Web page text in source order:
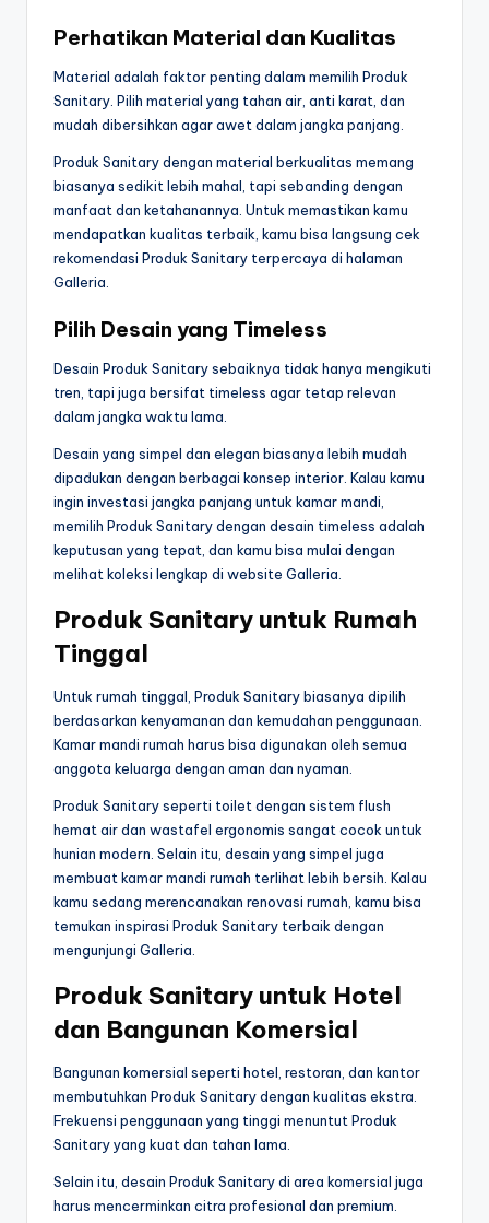
Perhatikan Material dan Kualitas
Material adalah faktor penting dalam memilih Produk
Sanitary. Pilih material yang tahan air, anti karat, dan
mudah dibersihkan agar awet dalam jangka panjang.
Produk Sanitary dengan material berkualitas memang
biasanya sedikit lebih mahal, tapi sebanding dengan
manfaat dan ketahanannya. Untuk memastikan kamu
mendapatkan kualitas terbaik, kamu bisa langsung cek
rekomendasi Produk Sanitary terpercaya di halaman
Galleria.
Pilih Desain yang Timeless
Desain Produk Sanitary sebaiknya tidak hanya mengikuti
tren, tapi juga bersifat timeless agar tetap relevan
dalam jangka waktu lama.
Desain yang simpel dan elegan biasanya lebih mudah
dipadukan dengan berbagai konsep interior. Kalau kamu
ingin investasi jangka panjang untuk kamar mandi,
memilih Produk Sanitary dengan desain timeless adalah
keputusan yang tepat, dan kamu bisa mulai dengan
melihat koleksi lengkap di website Galleria.
Produk Sanitary untuk Rumah
Tinggal
Untuk rumah tinggal, Produk Sanitary biasanya dipilih
berdasarkan kenyamanan dan kemudahan penggunaan.
Kamar mandi rumah harus bisa digunakan oleh semua
anggota keluarga dengan aman dan nyaman.
Produk Sanitary seperti toilet dengan sistem flush
hemat air dan wastafel ergonomis sangat cocok untuk
hunian modern. Selain itu, desain yang simpel juga
membuat kamar mandi rumah terlihat lebih bersih. Kalau
kamu sedang merencanakan renovasi rumah, kamu bisa
temukan inspirasi Produk Sanitary terbaik dengan
mengunjungi Galleria.
Produk Sanitary untuk Hotel
dan Bangunan Komersial
Bangunan komersial seperti hotel, restoran, dan kantor
membutuhkan Produk Sanitary dengan kualitas ekstra.
Frekuensi penggunaan yang tinggi menuntut Produk
Sanitary yang kuat dan tahan lama.
Selain itu, desain Produk Sanitary di area komersial juga
harus mencerminkan citra profesional dan premium.